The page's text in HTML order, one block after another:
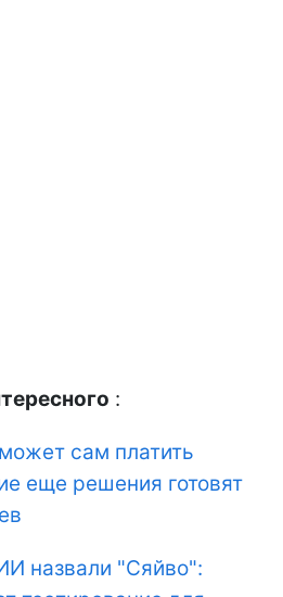
:
сам платить
еще решения готовят
назвали "Сяйво":